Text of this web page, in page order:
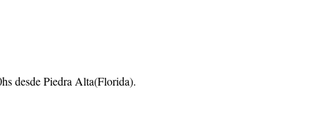
desde Piedra Alta(Florida).